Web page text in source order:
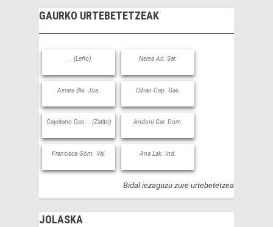
GAURKO URTEBETETZEAK
. . (Leño) Nerea Ari. Sar.
Ainara Bla. Jua. Oihan Cap. Gas.
Cayetano Den. . (Zatito) Andoni Gar. Dom.
Francisca Góm. Val. Ana Lak. Ind.
Bidal iezaguzu zure urtebetetzea
JOLASKA